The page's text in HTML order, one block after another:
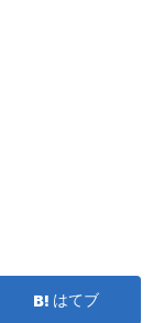
はてブ